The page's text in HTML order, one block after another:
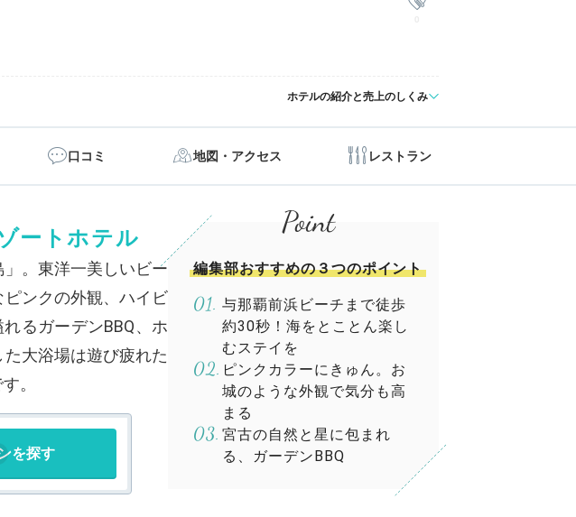
ホテルの紹介と売上のしくみ
口コミ 地図・アクセス レストラン
ートホテル
。東洋一美しいビー
ンクの外観、ハイビ
るガーデンBBQ、ホ
大浴場は遊び疲れた
。
を探す
編集部おすすめの３つのポイント
与那覇前浜ビーチまで徒歩
約30秒！海をとことん楽し
むステイを
ピンクカラーにきゅん。お
城のような外観で気分も高
まる
宮古の自然と星に包まれ
る、ガーデンBBQ